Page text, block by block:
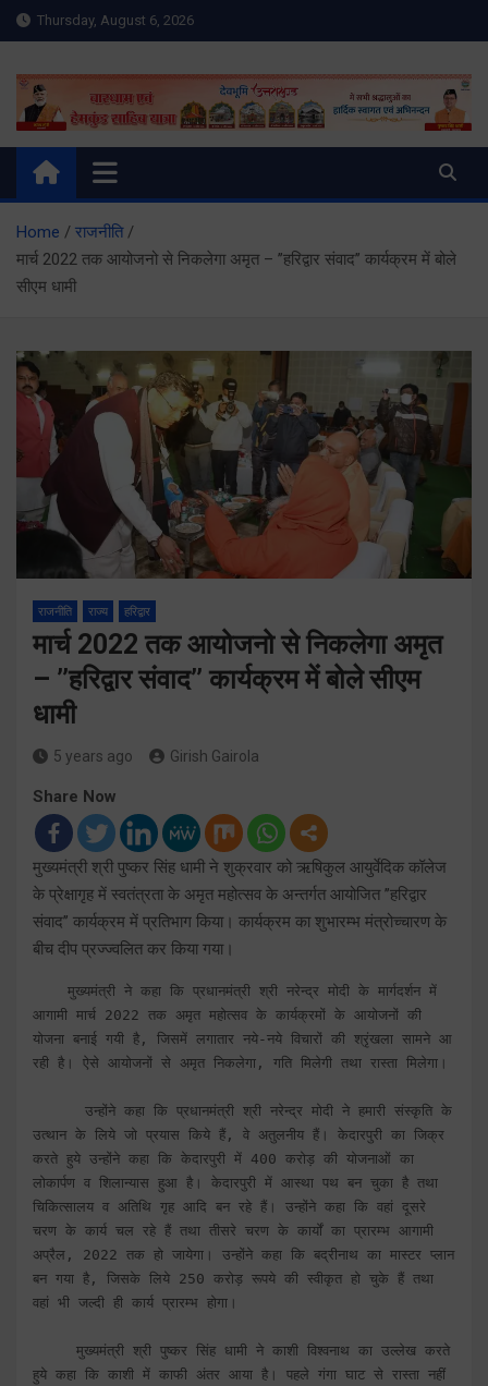
Skip
to
Thursday, August 6, 2026
Meru Raibar | Uttarakhand
News | Uttarkashi News
meruraibar.com
Home
राजनीति
मार्च 2022 तक आयोजनो से निकलेगा अमृत – ’’हरिद्वार संवाद’’ कार्यक्रम में बोले
सीएम धामी
राजनीति राज्य हरिद्वार
मार्च 2022 तक आयोजनो से निकलेगा अमृत
– ’’हरिद्वार संवाद’’ कार्यक्रम में बोले सीएम
धामी
5 years ago Girish Gairola
Share Now
मुख्यमंत्री श्री पुष्कर सिंह धामी ने शुक्रवार को ऋषिकुल आयुर्वेदिक कॉलेज
के प्रेक्षागृह में स्वतंत्रता के अमृत महोत्सव के अन्तर्गत आयोजित ’’हरिद्वार
संवाद’’ कार्यक्रम में प्रतिभाग किया। कार्यक्रम का शुभारम्भ मंत्रोच्चारण के
बीच दीप प्रज्ज्वलित कर किया गया।
आगामी मार्च 2022 तक अमृत महोत्सव के कार्यक्रमों के आयोजनों की
योजना बनाई गयी है, जिसमें लगातार नये-नये विचारों की श्रृंखला सामने आ
रही है। ऐसे आयोजनों से अमृत निकलेगा, गति मिलेगी तथा रास्ता मिलेगा।
उत्थान के लिये जो प्रयास किये हैं, वे अतुलनीय हैं। केदारपुरी का जिक्र
करते हुये उन्होंने कहा कि केदारपुरी में 400 करोड़ की योजनाओं का
लोकार्पण व शिलान्यास हुआ है। केदारपुरी में आस्था पथ बन चुका है तथा
चिकित्सालय व अतिथि गृह आदि बन रहे हैं। उन्होंने कहा कि वहां दूसरे
चरण के कार्य चल रहे हैं तथा तीसरे चरण के कार्यों का प्रारम्भ आगामी
अप्रैल, 2022 तक हो जायेगा। उन्होंने कहा कि बद्रीनाथ का मास्टर प्लान
बन गया है, जिसके लिये 250 करोड़ रूपये की स्वीकृत हो चुके हैं तथा
वहां भी जल्दी ही कार्य प्रारम्भ होगा।
हुये कहा कि काशी में काफी अंतर आया है। पहले गंगा घाट से रास्ता नहीं